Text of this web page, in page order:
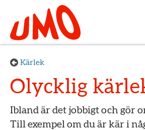
Till startsidan för Umo
Kärlek
Olycklig
Ibland är det jobbigt och gör
Till exempel om du är kär i